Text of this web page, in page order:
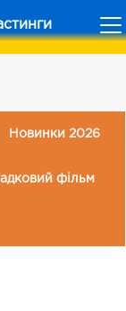
Новинки 2026
фільм